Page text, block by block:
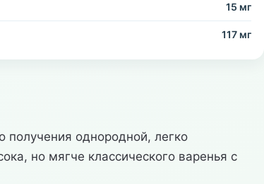
15 мг
117 мг
получения однородной, легко
но мягче классического варенья с